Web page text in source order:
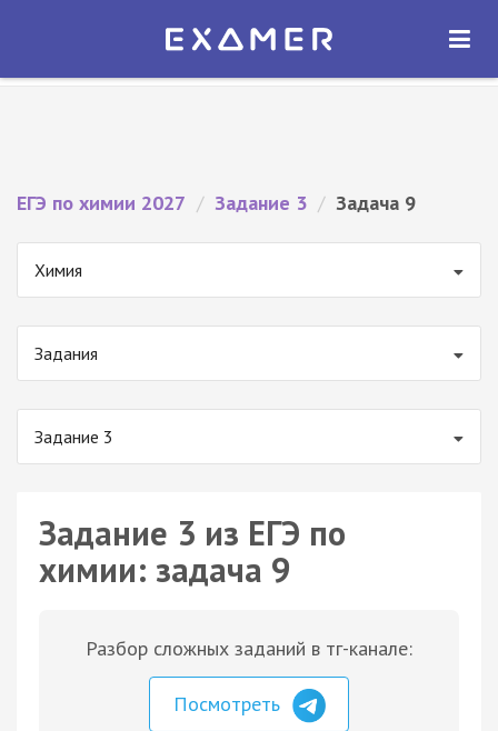
Экзамер — ЕГЭ 2027
ОТКРЫТЬ
ЕГЭ по химии 2027 / Задание 3 / Задача 9
Химия
Задания
Задание 3
Задание 3 из ЕГЭ по
химии: задача 9
Разбор сложных заданий в тг-канале:
Посмотреть